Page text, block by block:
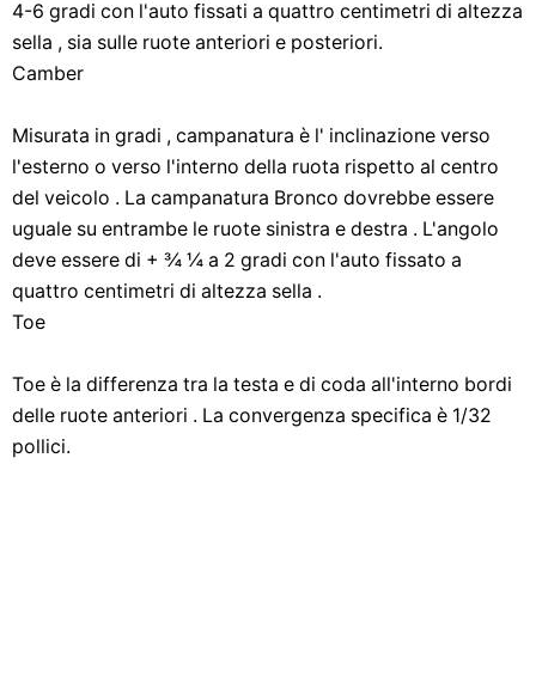
4-6 gradi con l'auto fissati a quattro centimetri di altezza
sella , sia sulle ruote anteriori e posteriori.
Camber
Misurata in gradi , campanatura è l' inclinazione verso
l'esterno o verso l'interno della ruota rispetto al centro
del veicolo . La campanatura Bronco dovrebbe essere
uguale su entrambe le ruote sinistra e destra . L'angolo
deve essere di + ¾ ¼ a 2 gradi con l'auto fissato a
quattro centimetri di altezza sella .
Toe
Toe è la differenza tra la testa e di coda all'interno bordi
delle ruote anteriori . La convergenza specifica è 1/32
pollici.